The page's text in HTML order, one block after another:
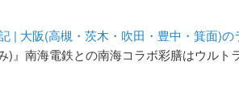
| 大阪(高槻・茨木・吹田・豊中・箕面)
)』南海電鉄との南海コラボ彩膳はウルト